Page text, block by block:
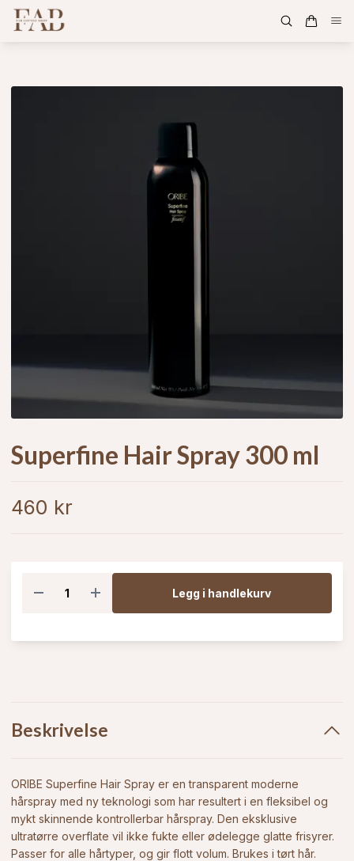
Superfine Hair Spray 300 ml
460 kr
Legg i handlekurv
Beskrivelse
ORIBE Superfine Hair Spray er en transparent moderne
hårspray med ny teknologi som har resultert i en fleksibel og
mykt skinnende kontrollerbar hårspray. Den eksklusive
ultratørre overflate vil ikke fukte eller ødelegge glatte frisyrer.
Passer for alle hårtyper, og gir flott volum. Brukes i tørt hår.